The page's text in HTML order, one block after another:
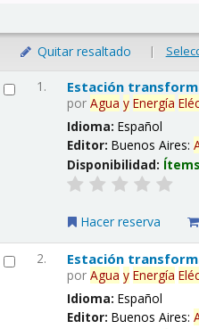
Quitar resaltado |
1. Estación
porAgua y Energía
Idioma:Español
Editor:Buenos Aires:
Disponibilidad:
Hacer reserva
2. Estación
porAgua y Energía
Idioma:Español
Editor:Buenos Aires: